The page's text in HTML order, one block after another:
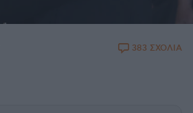
383 ΣΧΟΛΙΑ